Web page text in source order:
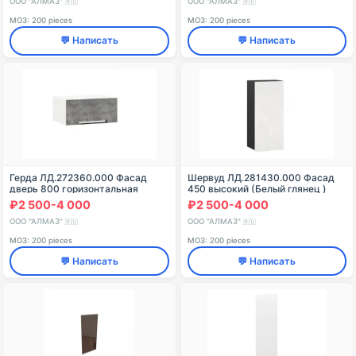
🇷🇺
МОЗ: 200 pieces
💬 Написать
🇷🇺
МОЗ: 200 pieces
💬 Написать
Герда ЛД.272360.000 Фасад
дверь 800 горизонтальная
(Метрополитан Грей )
₽2 500-4 000
ООО "АЛМАЗ" 🇷🇺
МОЗ: 200 pieces
💬 Написать
Шервуд ЛД.281430.000 Фасад
450 высокий (Белый глянец )
₽2 500-4 000
ООО "АЛМАЗ" 🇷🇺
МОЗ: 200 pieces
💬 Написать